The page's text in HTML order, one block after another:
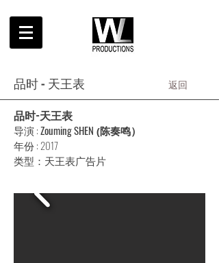
品时 - 天王表 返回
品时-天王表
导演:Zouming SHEN (陈奏鸣）
年份 : 2017
类型：天王表广告片